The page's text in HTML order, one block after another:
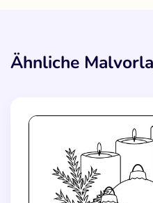
Ähnliche